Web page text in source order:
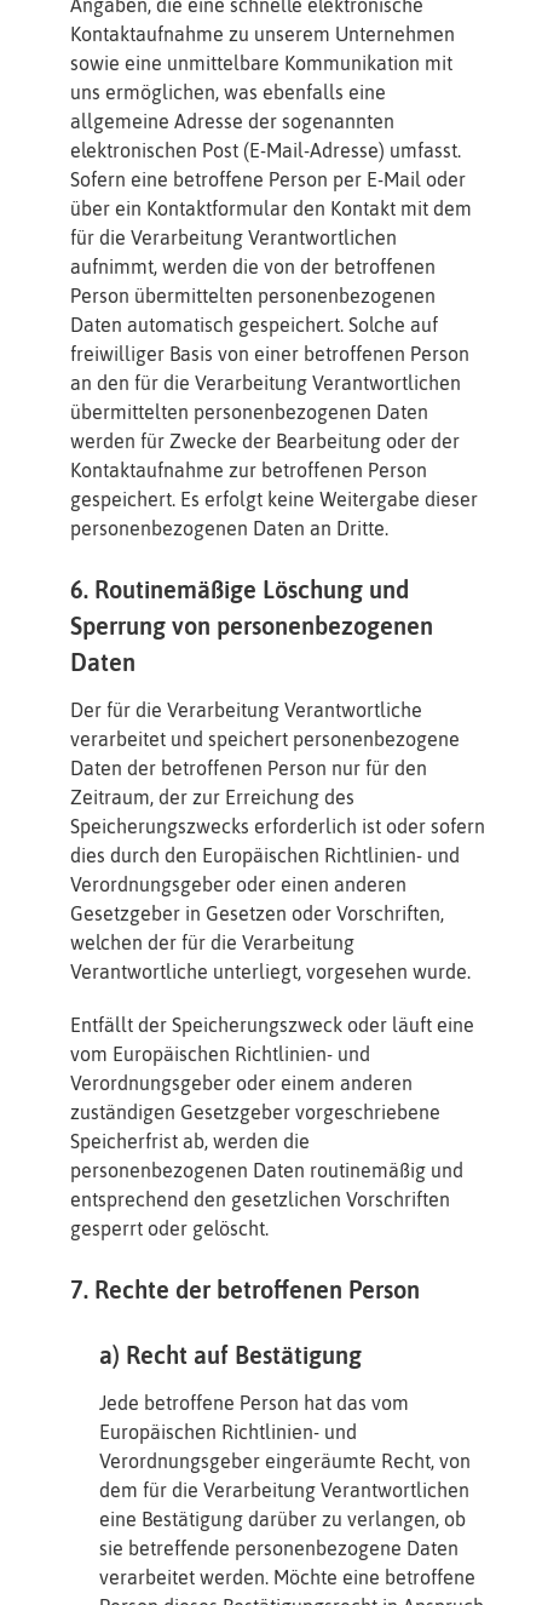
Angaben, die eine schnelle elektronische
Kontaktaufnahme zu unserem Unternehmen
sowie eine unmittelbare Kommunikation mit
uns ermöglichen, was ebenfalls eine
allgemeine Adresse der sogenannten
elektronischen Post (E-Mail-Adresse) umfasst.
Sofern eine betroffene Person per E-Mail oder
über ein Kontaktformular den Kontakt mit dem
für die Verarbeitung Verantwortlichen
aufnimmt, werden die von der betroffenen
Person übermittelten personenbezogenen
Daten automatisch gespeichert. Solche auf
freiwilliger Basis von einer betroffenen Person
an den für die Verarbeitung Verantwortlichen
übermittelten personenbezogenen Daten
werden für Zwecke der Bearbeitung oder der
Kontaktaufnahme zur betroffenen Person
gespeichert. Es erfolgt keine Weitergabe dieser
personenbezogenen Daten an Dritte.
6. Routinemäßige Löschung und
Sperrung von personenbezogenen
Daten
Der für die Verarbeitung Verantwortliche
verarbeitet und speichert personenbezogene
Daten der betroffenen Person nur für den
Zeitraum, der zur Erreichung des
Speicherungszwecks erforderlich ist oder sofern
dies durch den Europäischen Richtlinien- und
Verordnungsgeber oder einen anderen
Gesetzgeber in Gesetzen oder Vorschriften,
welchen der für die Verarbeitung
Verantwortliche unterliegt, vorgesehen wurde.
Entfällt der Speicherungszweck oder läuft eine
vom Europäischen Richtlinien- und
Verordnungsgeber oder einem anderen
zuständigen Gesetzgeber vorgeschriebene
Speicherfrist ab, werden die
personenbezogenen Daten routinemäßig und
entsprechend den gesetzlichen Vorschriften
gesperrt oder gelöscht.
7. Rechte der betroffenen Person
a) Recht auf Bestätigung
Jede betroffene Person hat das vom
Europäischen Richtlinien- und
Verordnungsgeber eingeräumte Recht, von
dem für die Verarbeitung Verantwortlichen
eine Bestätigung darüber zu verlangen, ob
sie betreffende personenbezogene Daten
verarbeitet werden. Möchte eine betroffene